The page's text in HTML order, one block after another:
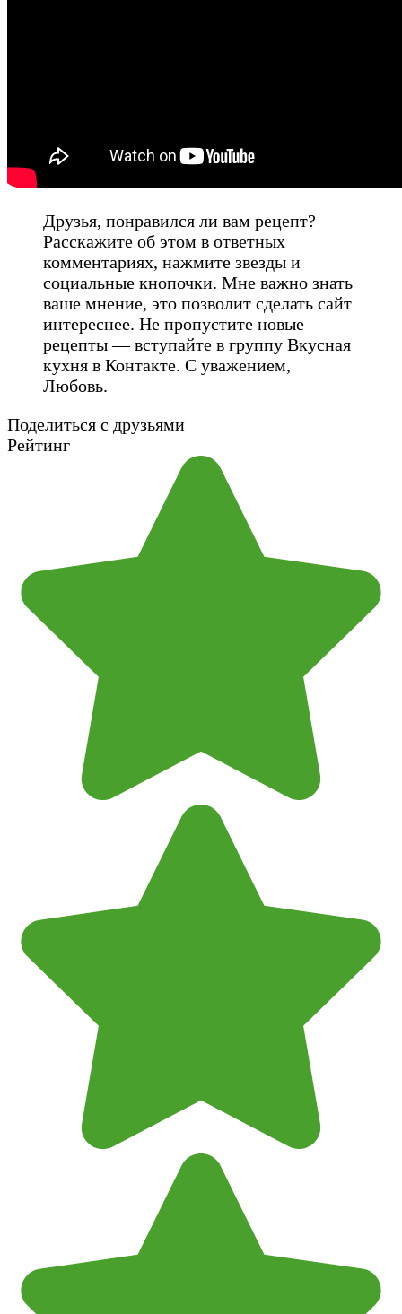
Друзья, понравился ли вам рецепт?
Расскажите об этом в ответных
комментариях, нажмите звезды и
социальные кнопочки. Мне важно знать
ваше мнение, это позволит сделать сайт
интереснее. Не пропустите новые
рецепты — вступайте в группу Вкусная
кухня в Контакте. С уважением,
Любовь.
Поделиться с друзьями
Рейтинг